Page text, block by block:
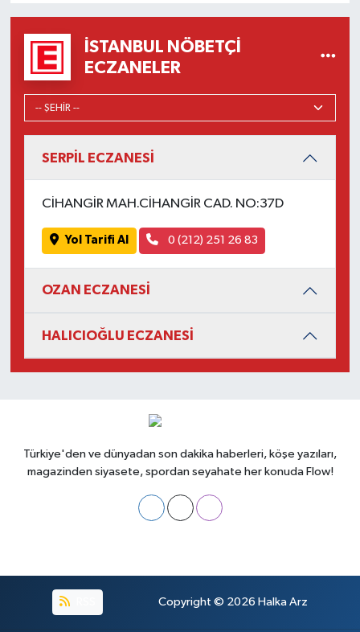
İSTANBUL NÖBETÇI
ECZANELER
SERPİL ECZANESİ
CİHANGİR MAH.CİHANGİR CAD. NO:37D
Yol Tarifi Al 0 (212) 251 26 83
OZAN ECZANESİ
HALICIOĞLU ECZANESİ
Türkiye'den ve dünyadan son dakika haberleri, köşe yazıları,
magazinden siyasete, spordan seyahate her konuda Flow!
Copyright © 2026 Halka Arz